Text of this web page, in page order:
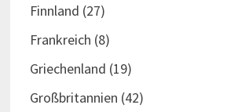
Finnland (27)
Frankreich (8)
Griechenland (19)
Großbritannien (42)